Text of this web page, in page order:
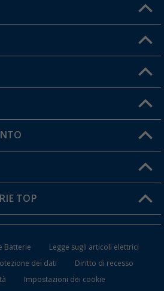
TOP
Batterie
Legge sugli articoli elettrici
dei dati
Diritto di recesso
Impostazioni dei cookie